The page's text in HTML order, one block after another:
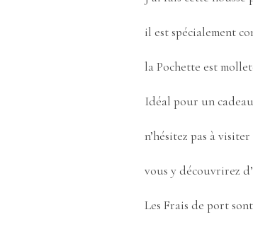
il est spécialement
la Pochette est
Idéal pour un
n’hésitez pas à
vous y découvrirez
Les Frais de port